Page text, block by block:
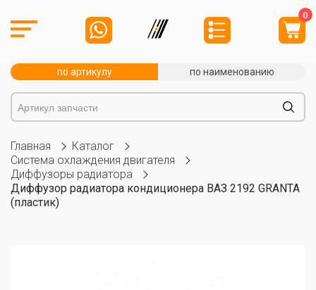
0
по артикулу по наименованию
Главная
Каталог
Система охлаждения двигателя
Диффузоры радиатора
Диффузор радиатора кондиционера ВАЗ 2192 GRANTA
(пластик)